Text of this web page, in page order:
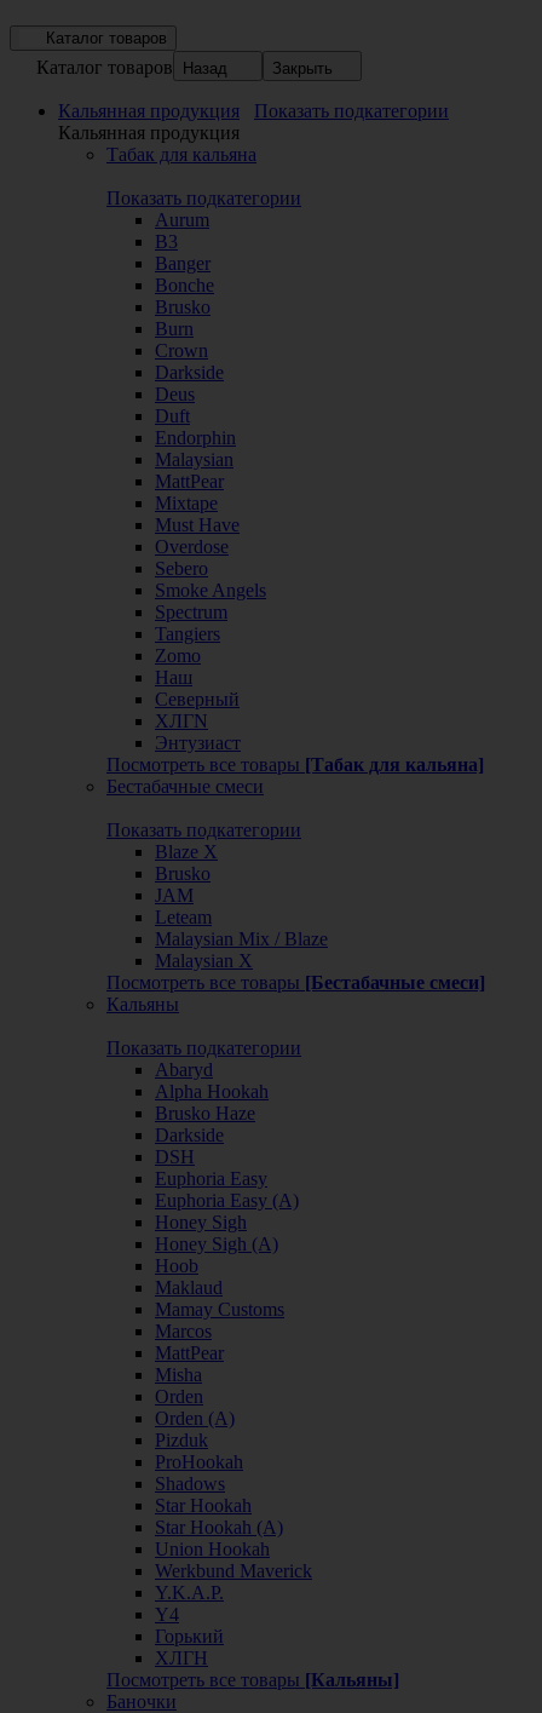
Каталог товаров
Каталог товаров Назад Закрыть
Кальянная продукция
Показать подкатегории
Кальянная продукция
Табак для кальяна
Показать подкатегории
Aurum
B3
Banger
Bonche
Brusko
Burn
Crown
Darkside
Deus
Duft
Endorphin
Malaysian
MattPear
Mixtape
Must Have
Overdose
Sebero
Smoke Angels
Spectrum
Tangiers
Zomo
Наш
Северный
ХЛГN
Энтузиаст
Посмотреть все товары [Табак для кальяна]
Бестабачные смеси
Показать подкатегории
Blaze X
Brusko
JAM
Leteam
Malaysian Mix / Blaze
Malaysian X
Посмотреть все товары [Бестабачные смеси]
Кальяны
Показать подкатегории
Abaryd
Alpha Hookah
Brusko Haze
Darkside
DSH
Euphoria Easy
Euphoria Easy (А)
Honey Sigh
Honey Sigh (А)
Hoob
Maklaud
Mamay Customs
Marcos
MattPear
Misha
Orden
Orden (А)
Pizduk
ProHookah
Shadows
Star Hookah
Star Hookah (А)
Union Hookah
Werkbund Maverick
Y.K.A.P.
Y4
Горький
ХЛГН
Посмотреть все товары [Кальяны]
Баночки